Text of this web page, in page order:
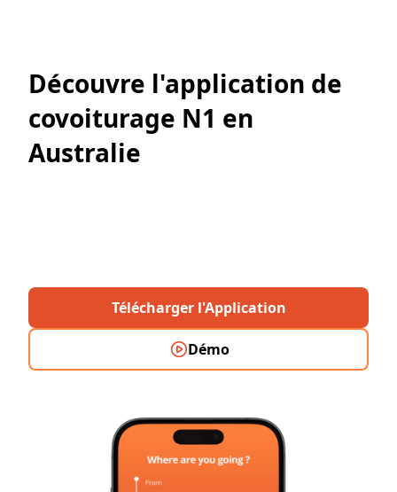
Découvre l'application de
covoiturage N1 en
Australie
Démo
Télécharger l'Application